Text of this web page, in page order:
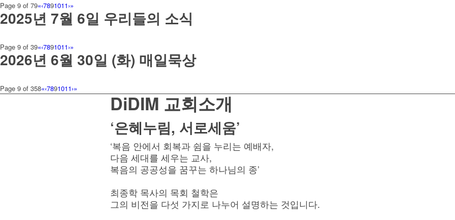
Page 9 of 79«‹7891011›»
2025년 7월 6일 우리들의 소식
Page 9 of 39«‹7891011›»
2026년 6월 30일 (화) 매일묵상
Page 9 of 358«‹7891011›»
DiDIM 교회소개
‘은혜누림, 서로세움’
‘복음 안에서 회복과 쉼을 누리는 예배자,
다음 세대를 세우는 교사,
복음의 공공성을 꿈꾸는 하나님의 종’
최종학 목사의 목회 철학은
그의 비전을 다섯 가지로 나누어 설명하는 것입니다.